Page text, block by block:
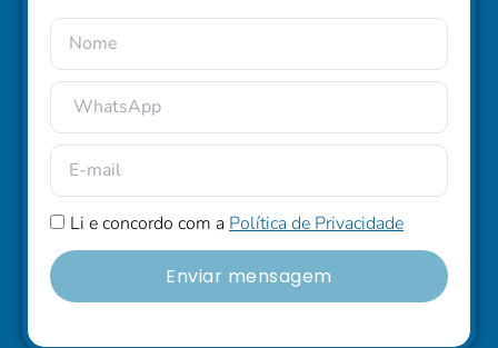
Li e concordo com a Política de Privacidade
Enviar mensagem